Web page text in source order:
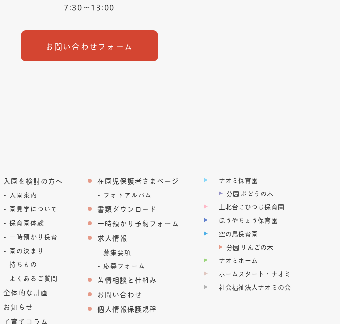
7:30〜18:00
お問い合わせフォーム
入園を検討の方へ
入園案内
園見学について
保育園体験
一時預かり保育
園の決まり
持ちもの
よくあるご質問
全体的な計画
お知らせ
子育てコラム
在園児保護者さまページ
フォトアルバム
書類ダウンロード
一時預かり予約フォーム
求人情報
募集要項
応募フォーム
苦情相談と仕組み
お問い合わせ
個人情報保護規程
ナオミ保育園
分園 ぶどうの木
上北台こひつじ保育園
ほうやちょう保育園
空の鳥保育園
分園 りんごの木
ナオミホーム
ホームスタート・ナオミ
社会福祉法人ナオミの会